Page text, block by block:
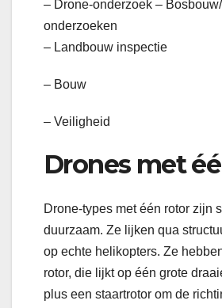
– Drone-onderzoek –
onderzoeken
– Landbouw inspectie
– Bouw
– Veiligheid
Drones met
Drone-types met één rotor zijn
duurzaam. Ze lijken qua
op echte helikopters. Ze
rotor, die lijkt op één grote
plus een staartrotor om de